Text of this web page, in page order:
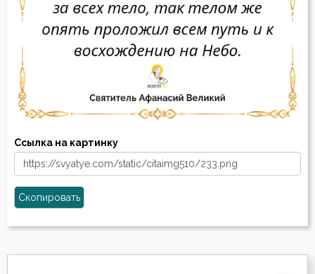
Ссылка на картинку
Скопировать